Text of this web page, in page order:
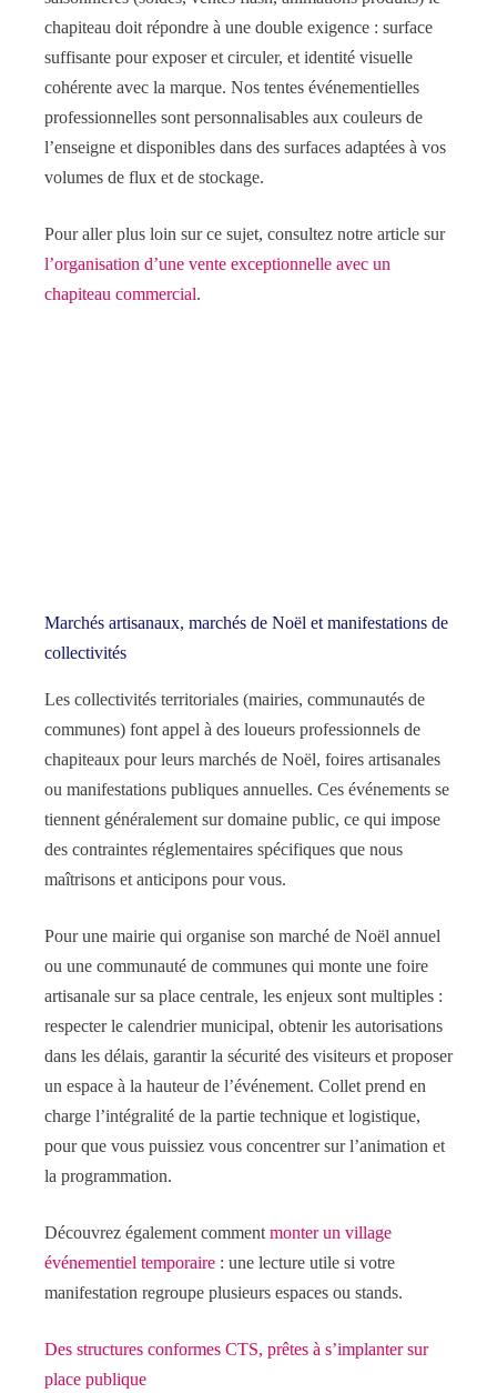
chapiteau doit répondre à une double exigence : surface
suffisante pour exposer et circuler, et identité visuelle
cohérente avec la marque. Nos tentes événementielles
professionnelles sont personnalisables aux couleurs de
l’enseigne et disponibles dans des surfaces adaptées à vos
volumes de flux et de stockage.
Pour aller plus loin sur ce sujet, consultez notre article sur
l’organisation d’une vente exceptionnelle avec un
chapiteau commercial.
Marchés artisanaux, marchés de Noël et manifestations de
collectivités
Les collectivités territoriales (mairies, communautés de
communes) font appel à des loueurs professionnels de
chapiteaux pour leurs marchés de Noël, foires artisanales
ou manifestations publiques annuelles. Ces événements se
tiennent généralement sur domaine public, ce qui impose
des contraintes réglementaires spécifiques que nous
maîtrisons et anticipons pour vous.
Pour une mairie qui organise son marché de Noël annuel
ou une communauté de communes qui monte une foire
artisanale sur sa place centrale, les enjeux sont multiples :
respecter le calendrier municipal, obtenir les autorisations
dans les délais, garantir la sécurité des visiteurs et proposer
un espace à la hauteur de l’événement. Collet prend en
charge l’intégralité de la partie technique et logistique,
pour que vous puissiez vous concentrer sur l’animation et
la programmation.
Découvrez également comment monter un village
événementiel temporaire : une lecture utile si votre
manifestation regroupe plusieurs espaces ou stands.
Des structures conformes CTS, prêtes à s’implanter sur
place publique